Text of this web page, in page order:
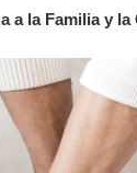
a la Familia y la